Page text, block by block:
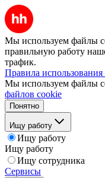
Мы используем файлы
правильную работу
трафик.
Правила
Мы используем файлы
файлов cookie
Понятно
Ищу работу
Ищу работу
Ищу работу
Ищу сотрудника
Сервисы